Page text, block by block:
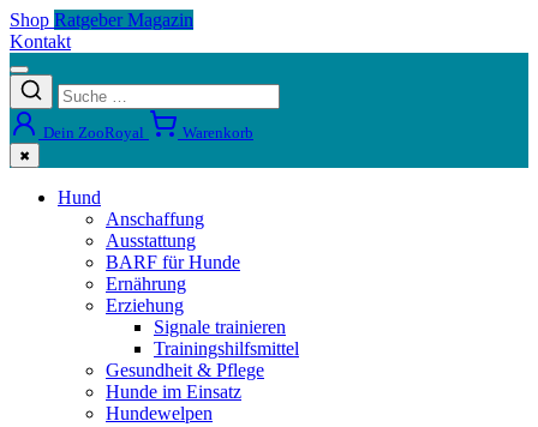
Shop Ratgeber Magazin
Kontakt
Dein ZooRoyal Warenkorb
✖
Hund
Anschaffung
Ausstattung
BARF für Hunde
Ernährung
Erziehung
Signale trainieren
Trainingshilfsmittel
Gesundheit & Pflege
Hunde im Einsatz
Hundewelpen